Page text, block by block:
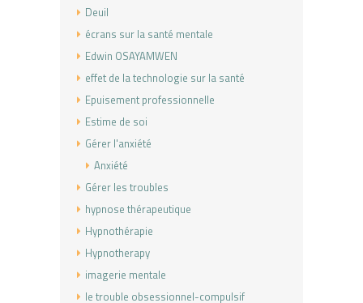
Deuil
écrans sur la santé mentale
Edwin OSAYAMWEN
effet de la technologie sur la santé
Epuisement professionnelle
Estime de soi
Gérer l'anxiété
Anxiété
Gérer les troubles
hypnose thérapeutique
Hypnothérapie
Hypnotherapy
imagerie mentale
le trouble obsessionnel-compulsif